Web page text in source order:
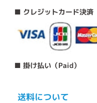
■ クレジットカード決済
■ 掛け払い（Paid）
送料について